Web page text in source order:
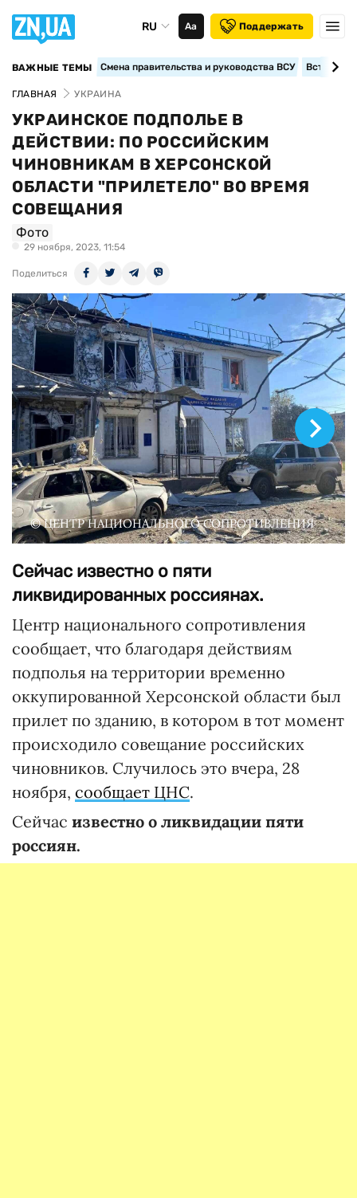
RU Аа Поддержать
ВАЖНЫЕ ТЕМЫ Смена правительства и руководства ВСУ
ГЛАВНАЯ УКРАИНА
УКРАИНСКОЕ ПОДПОЛЬЕ В
ДЕЙСТВИИ: ПО РОССИЙСКИМ
ЧИНОВНИКАМ В ХЕРСОНСКОЙ
ОБЛАСТИ "ПРИЛЕТЕЛО" ВО ВРЕМЯ
СОВЕЩАНИЯ
Фото
29 ноября, 2023, 11:54
Поделиться
© ЦЕНТР НАЦИОНАЛЬНОГО СОПРОТИВЛЕНИЯ
Сейчас известно о пяти
ликвидированных россиянах.
Центр национального сопротивления
сообщает, что благодаря действиям
подполья на территории временно
оккупированной Херсонской области был
прилет по зданию, в котором в тот момент
происходило совещание российских
чиновников. Случилось это вчера, 28
ноября, сообщает ЦНС.
Сейчас известно о ликвидации пяти
россиян.